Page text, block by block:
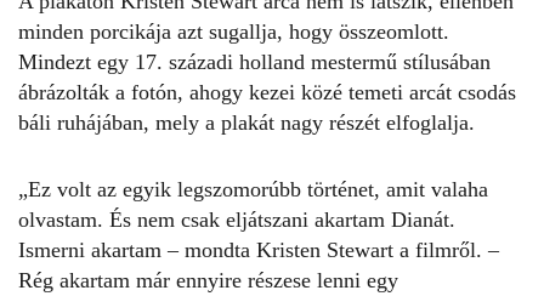
minden porcikája azt sugallja, hogy összeomlott.
Mindezt egy 17. századi holland mestermű stílusában
ábrázolták a fotón, ahogy kezei közé temeti arcát csodás
báli ruhájában, mely a plakát nagy részét elfoglalja.
„Ez volt az egyik legszomorúbb történet, amit valaha
olvastam. És nem csak eljátszani akartam Dianát.
Ismerni akartam – mondta Kristen Stewart a filmről. –
Rég akartam már ennyire részese lenni egy